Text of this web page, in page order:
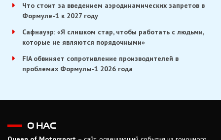
Что стоит за введением аэродинамических запретов в
Формуле-1 к 2027 году
Сафнауэр: «Я слишком стар, чтобы работать с людьми,
которые не являются порядочными»
FIA обвиняет сопротивление производителей в
проблемах Формулы-1 2026 года
О НАС